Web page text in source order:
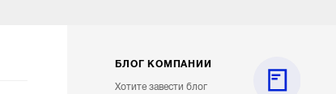
БЛОГ КОМПАНИИ
Хотите завести блог